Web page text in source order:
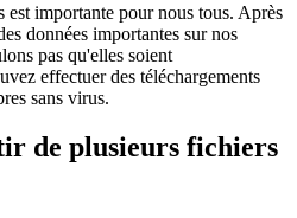
est importante pour nous tous. Après
données importantes sur nos
pas qu'elles soient
effectuer des téléchargements
sans virus.
de plusieurs fichiers